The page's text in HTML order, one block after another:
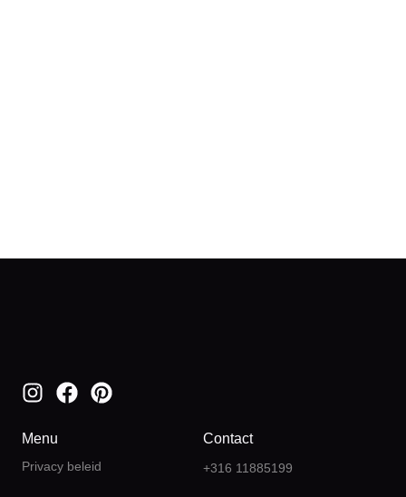
Menu
Privacy beleid
Contact
+316 11885199